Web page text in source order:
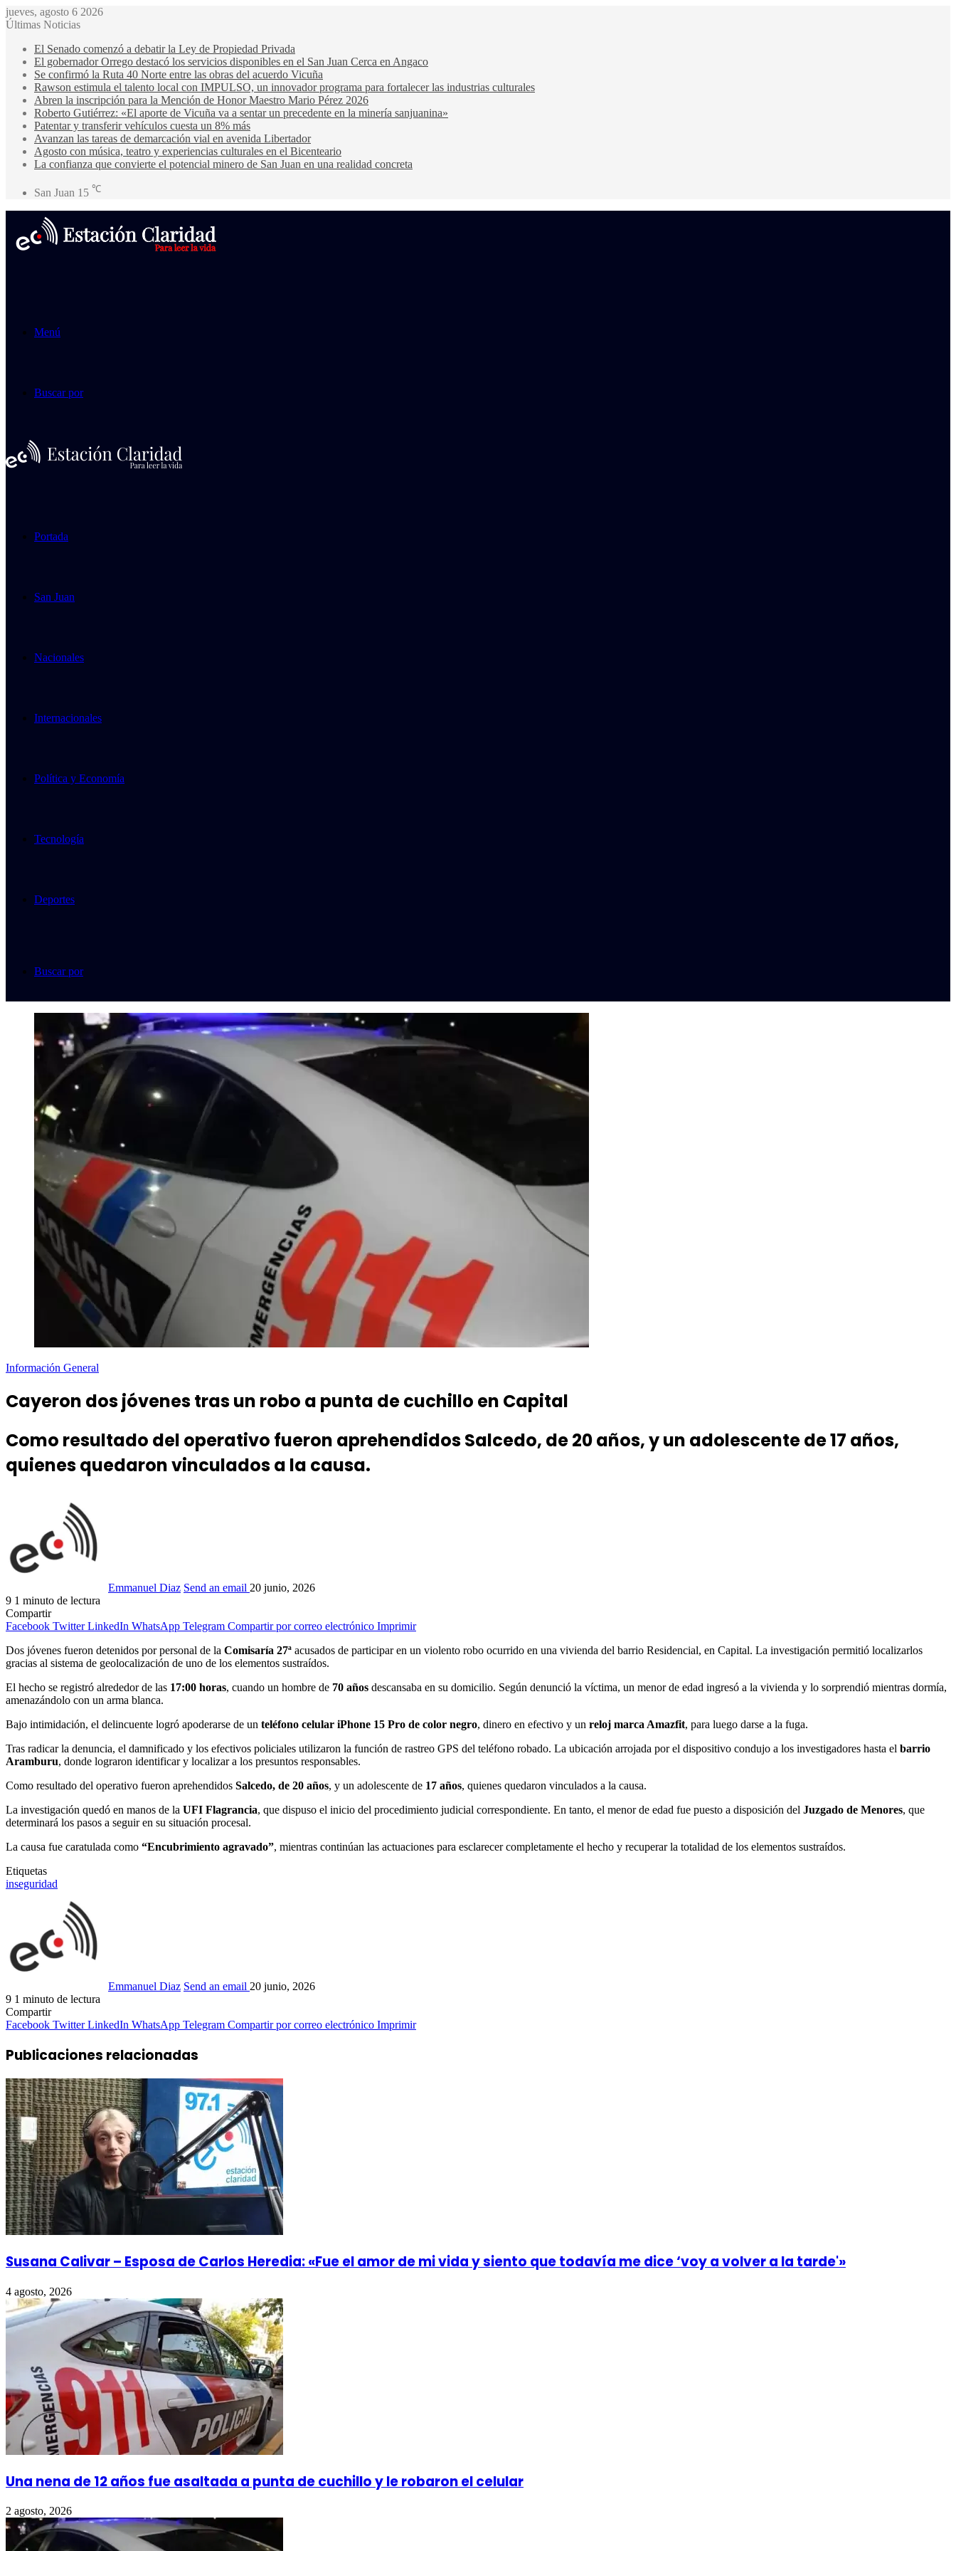
jueves, agosto 6 2026
Últimas Noticias
El Senado comenzó a debatir la Ley de Propiedad Privada
El gobernador Orrego destacó los servicios disponibles en el San Juan Cerca en Angaco
Se confirmó la Ruta 40 Norte entre las obras del acuerdo Vicuña
Rawson estimula el talento local con IMPULSO, un innovador programa para fortalecer las industrias culturales
Abren la inscripción para la Mención de Honor Maestro Mario Pérez 2026
Roberto Gutiérrez: «El aporte de Vicuña va a sentar un precedente en la minería sanjuanina»
Patentar y transferir vehículos cuesta un 8% más
Avanzan las tareas de demarcación vial en avenida Libertador
Agosto con música, teatro y experiencias culturales en el Bicenteario
La confianza que convierte el potencial minero de San Juan en una realidad concreta
San Juan 15 ℃
Menú
Buscar por
Portada
San Juan
Nacionales
Internacionales
Política y Economía
Tecnología
Deportes
Buscar por
Información General
Cayeron dos jóvenes tras un robo a punta de cuchillo en Capital
Como resultado del operativo fueron aprehendidos Salcedo, de 20 años, y un adolescente de 17 años,
quienes quedaron vinculados a la causa.
Emmanuel Diaz Send an email 20 junio, 2026
9 1 minuto de lectura
Compartir
Facebook Twitter LinkedIn WhatsApp Telegram Compartir por correo electrónico Imprimir
Dos jóvenes fueron detenidos por personal de la Comisaría 27ª acusados de participar en un violento robo ocurrido en una vivienda del barrio Residencial, en Capital. La investigación permitió localizarlos
gracias al sistema de geolocalización de uno de los elementos sustraídos.
El hecho se registró alrededor de las 17:00 horas, cuando un hombre de 70 años descansaba en su domicilio. Según denunció la víctima, un menor de edad ingresó a la vivienda y lo sorprendió mientras dormía,
amenazándolo con un arma blanca.
Bajo intimidación, el delincuente logró apoderarse de un teléfono celular iPhone 15 Pro de color negro, dinero en efectivo y un reloj marca Amazfit, para luego darse a la fuga.
Tras radicar la denuncia, el damnificado y los efectivos policiales utilizaron la función de rastreo GPS del teléfono robado. La ubicación arrojada por el dispositivo condujo a los investigadores hasta el barrio
Aramburu, donde lograron identificar y localizar a los presuntos responsables.
Como resultado del operativo fueron aprehendidos Salcedo, de 20 años, y un adolescente de 17 años, quienes quedaron vinculados a la causa.
La investigación quedó en manos de la UFI Flagrancia, que dispuso el inicio del procedimiento judicial correspondiente. En tanto, el menor de edad fue puesto a disposición del Juzgado de Menores, que
determinará los pasos a seguir en su situación procesal.
La causa fue caratulada como “Encubrimiento agravado”, mientras continúan las actuaciones para esclarecer completamente el hecho y recuperar la totalidad de los elementos sustraídos.
Etiquetas
inseguridad
Emmanuel Diaz Send an email 20 junio, 2026
9 1 minuto de lectura
Compartir
Facebook Twitter LinkedIn WhatsApp Telegram Compartir por correo electrónico Imprimir
Publicaciones relacionadas
Susana Calivar – Esposa de Carlos Heredia: «Fue el amor de mi vida y siento que todavía me dice ‘voy a volver a la tarde'»
4 agosto, 2026
Una nena de 12 años fue asaltada a punta de cuchillo y le robaron el celular
2 agosto, 2026